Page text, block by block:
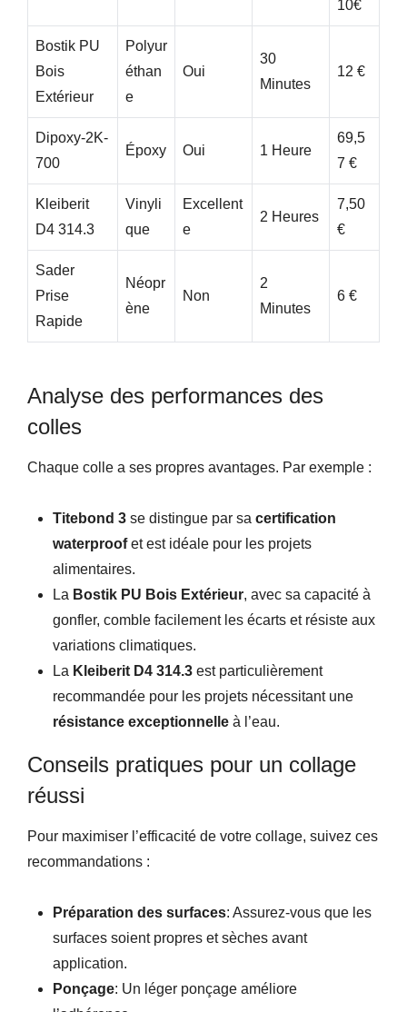
10€
Bostik PU
Bois
Extérieur
Polyur
Éthan
E
Oui
30
Minutes
12 €
Dipoxy-2K-
700
Époxy Oui 1 Heure
69,5
7 €
Kleiberit
D4 314.3
Vinyli
Que
Excellent
E
2 Heures
7,50
€
Sader
Prise
Rapide
Néopr
Ène
Non
2
Minutes
6 €
Analyse des performances des
colles
Chaque colle a ses propres avantages. Par exemple :
Titebond 3 se distingue par sa certification
waterproofet est idéale pour les projets
alimentaires.
La Bostik PU Bois Extérieur, avec sa capacité à
gonfler, comble facilement les écarts et résiste aux
variations climatiques.
La Kleiberit D4 314.3 est particulièrement
recommandée pour les projets nécessitant une
résistance exceptionnelle à l’eau.
Conseils pratiques pour un collage
réussi
Pour maximiser l’efficacité de votre collage, suivez ces
recommandations :
Préparation des surfaces: Assurez-vous que les
surfaces soient propres et sèches avant
application.
Ponçage: Un léger ponçage améliore